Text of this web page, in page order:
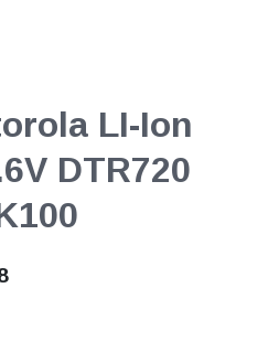
LI-Ion
DTR720